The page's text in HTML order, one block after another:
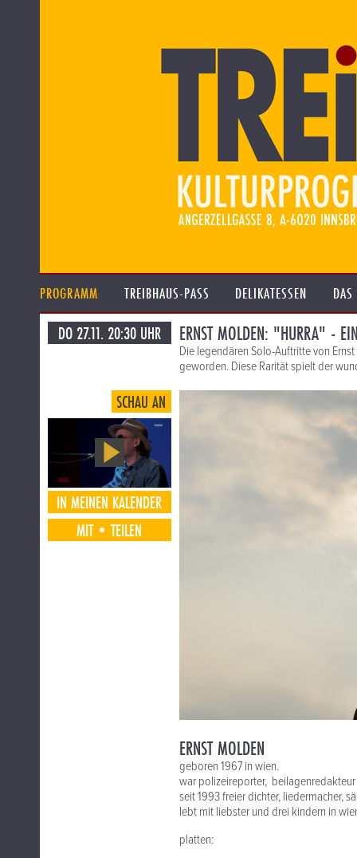
PROGRAMM TREIBHAUS-PASS DELIKATESSEN
DO 27.11. 20:30 UHR ERNST MOLDEN: "HURRA" -
Die legendären Solo-Auftritte von
geworden. Diese Rarität spielt der
SCHAU AN
IN MEINEN KALENDER
MIT•TEILEN
ERNST MOLDEN
geboren 1967 in wien.
war polizeireporter,
seit 1993 freier dichter, liedermacher,
lebt mit liebster und drei kindern in
platten: